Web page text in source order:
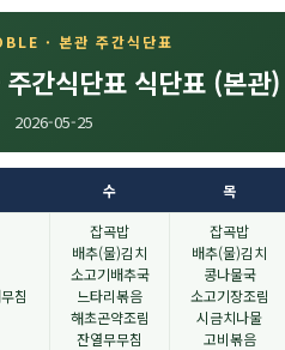
· 본관 주간식단표
간식단표 식단표 (본관)
2026-05-25
수 목
침
잡곡밥
배추(물)김치
소고기배추국
느타리볶음
해초곤약조림
잔열무무침
잡곡밥
배추(물)김치
콩나물국
소고기장조림
시금치나물
고비볶음